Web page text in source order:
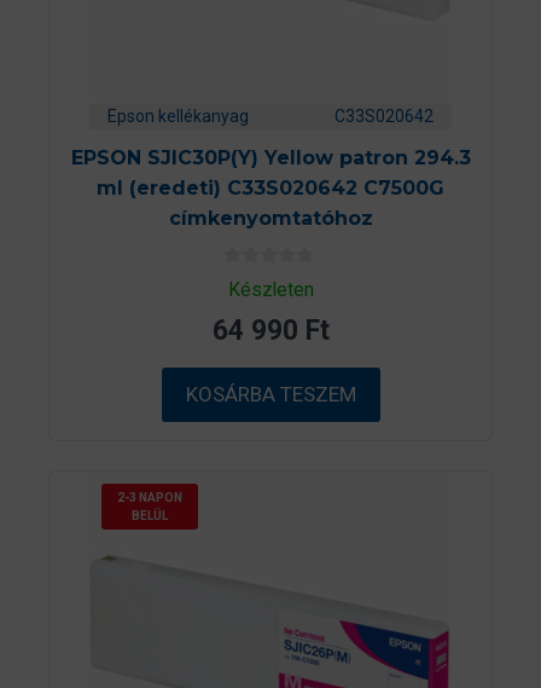
Epson kellékanyag C33S020642
EPSON SJIC30P(Y) Yellow patron 294.3
ml (eredeti) C33S020642 C7500G
címkenyomtatóhoz
0
a
5
b
ő
l
Készleten
64 990 Ft
KOSÁRBA TESZEM
2-3 NAPON
BELÜL